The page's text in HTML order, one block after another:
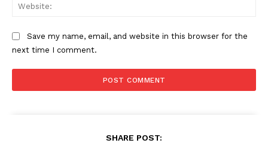
Save my name, email, and website in this browser for the
next time I comment.
SHARE POST: